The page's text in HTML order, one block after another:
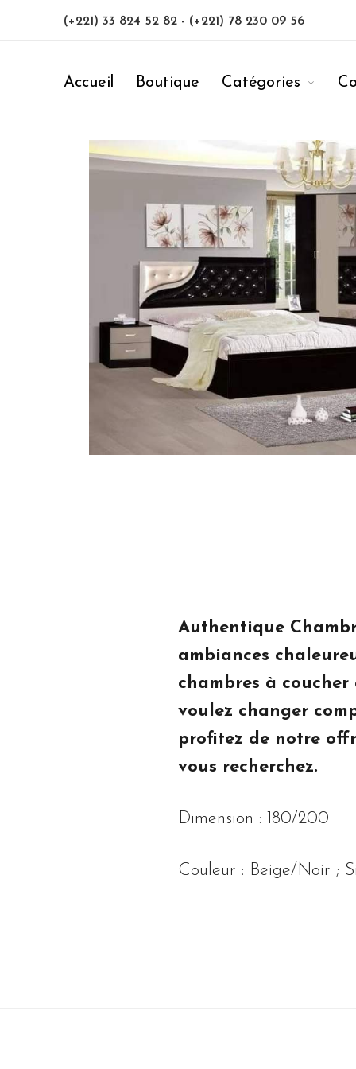
(+221) 33 824 52 82 - (+221) 78 230 09 56
Accueil Boutique Catégories
Authentique
ambiances
chambres à
voulez changer
profitez de notre
vous recherchez.
Dimension : 180/200
Couleur : Beige/Noir ;